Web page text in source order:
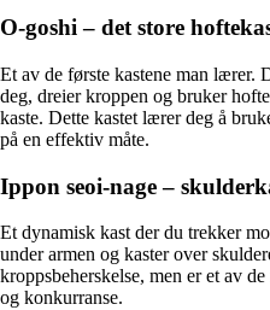
O-goshi – det store
Et av de første kastene man lærer.
deg, dreier kroppen og bruker
kaste. Dette kastet lærer deg å
på en effektiv måte.
Ippon seoi-nage –
Et dynamisk kast der du trekker
under armen og kaster over
kroppsbeherskelse, men er et av
og konkurranse.